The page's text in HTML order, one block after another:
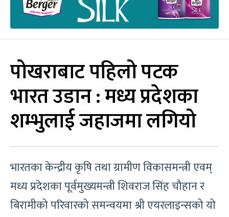
पोखराबाट पहिलो पटक
भारत उडान : मध्य प्रदेशका
शम्भुलाई जहाजमा लगियो
भारतका केन्द्रीय कृषि तथा ग्रामीण विकासमन्त्री एवम्
मध्य प्रदेशका पूर्वमुख्यमन्त्री शिवराज सिंह चौहान र
बिरामीको परिवारको समन्वयमा श्री एयरलाइन्सको यो